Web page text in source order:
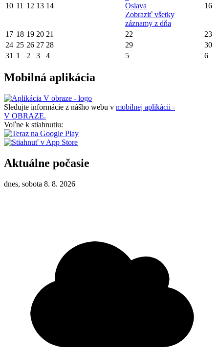
10 11 12 13 14
Oslava
Zobraziť všetky
záznamy z dňa
16
17 18 19 20 21 22
23
24 25 26 27 28 29
30
31 1 2 3 4 5 6
Mobilná aplikácia
Sledujte informácie z nášho webu v mobilnej aplikácii -
V OBRAZE.
Voľne k stiahnutiu:
Aktuálne počasie
dnes, sobota 8. 8. 2026